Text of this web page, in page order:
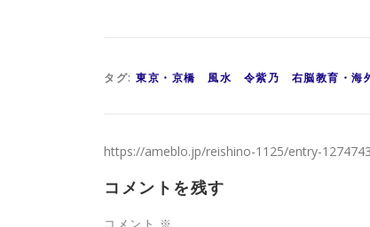
タグ: 東京・京橋 風水 令紫乃 右脳教育・海外
https://ameblo.jp/reishino-1125/entry-
コメントを残す
コメント ※